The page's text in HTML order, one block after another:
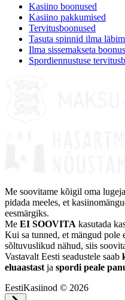
Kasiino boonused
Kasiino pakkumised
Tervitusboonused
Tasuta spinnid ilma
Ilma sissemakseta
Spordiennustuse
Me soovitame kõigil oma
pidada meeles, et
eesmärgiks.
Me EI SOOVITA kasutada
Kui sa tunned, et mängud pole
sõltuvuslikud nähud, siis
Vastavalt Eesti seadustele saab
eluaastast ja spordi peale
EestiKasiinod © 2026